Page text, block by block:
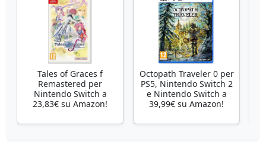
Tales of Graces f
Remastered per
Nintendo Switch a
23,83€ su Amazon!
Octopath Traveler 0 per
PS5, Nintendo Switch 2
e Nintendo Switch a
39,99€ su Amazon!